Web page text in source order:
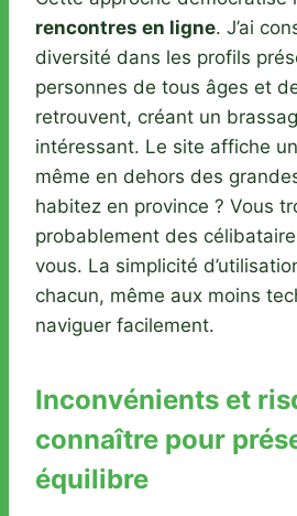
rencontres en ligne. J’ai
diversité dans les profils
personnes de tous âges et
retrouvent, créant un
intéressant. Le site affiche
même en dehors des
habitez en province ? Vous
probablement des
vous. La simplicité
chacun, même aux moins
naviguer facilement.
Inconvénients et
connaître pour
équilibre